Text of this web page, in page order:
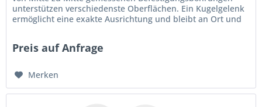
unterstützen verschiedenste Oberflächen. Ein Kugelgelenk
ermöglicht eine exakte Ausrichtung und bleibt an Ort und
Preis auf Anfrage
Merken